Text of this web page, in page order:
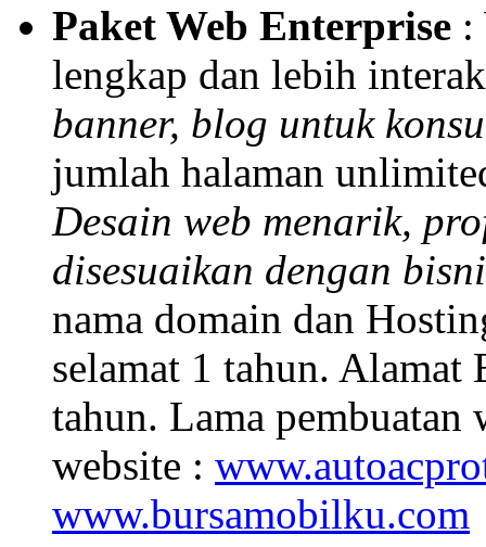
Paket Web Enterprise :
lengkap dan lebih
banner, blog untuk
jumlah halaman
Desain web menarik,
disesuaikan dengan
nama domain dan
selamat 1 tahun. Alamat
tahun. Lama
website :
www.bursamobilku.com